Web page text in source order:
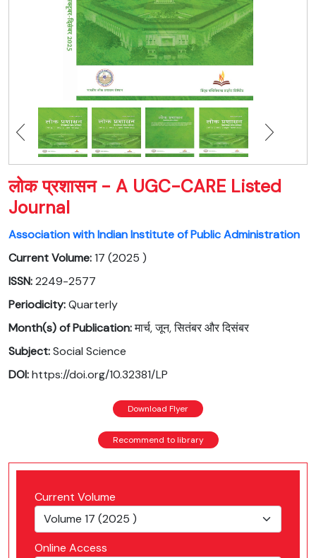
लोक प्रशासन - A UGC-CARE Listed
Journal
Association with Indian Institute of Public Administration
Current Volume:17 (2025 )
ISSN:2249-2577
Periodicity:Quarterly
Month(s) of Publication:मार्च, जून, सितंबर और दिसंबर
Subject:Social Science
DOI:https://doi.org/10.32381/LP
Download Flyer
Recommend to library
Current Volume
Online Access